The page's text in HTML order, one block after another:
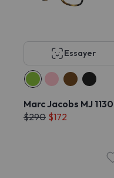
Essayer
Marc Jacobs MJ 1130
$290 $172